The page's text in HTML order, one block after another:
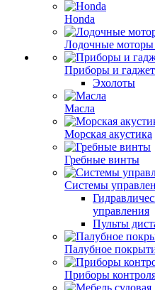
Honda
Лодочные моторы
Приборы и
Эхолоты
Масла
Морская акустика
Гребные винты
Системы
управления
Пульты
Палубное
Приборы